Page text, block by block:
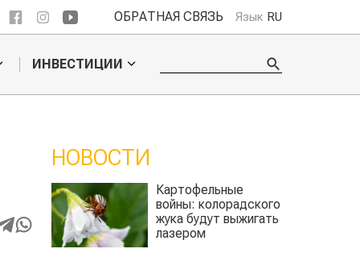
ОБРАТНАЯ СВЯЗЬ Язык RU
ИНВЕСТИЦИИ
НОВОСТИ
Картофельные
войны: колорадского
жука будут выжигать
лазером